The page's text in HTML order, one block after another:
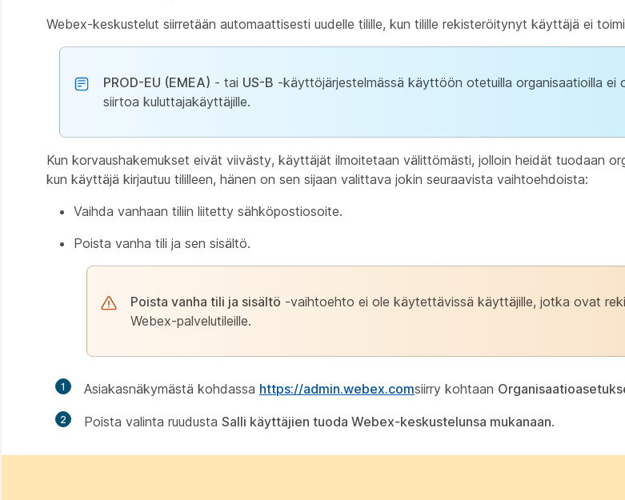
Webex-keskustelut siirretään automaattisesti uudelle tilille, kun tilille rekisteröitynyt käyttäjä ei
PROD-EU (EMEA) - tai US-B -käyttöjärjestelmässä käyttöön otetuilla organisaatioilla ei
siirtoa kuluttajakäyttäjille.
Kun korvaushakemukset eivät viivästy, käyttäjät ilmoitetaan välittömästi, jolloin heidät tuodaan
kun käyttäjä kirjautuu tililleen, hänen on sen sijaan valittava jokin seuraavista vaihtoehdoista:
Vaihda vanhaan tiliin liitetty sähköpostiosoite.
Poista vanha tili ja sen sisältö.
Poista vanha tili ja sisältö -vaihtoehto ei ole käytettävissä käyttäjille, jotka ovat
Webex-palvelutileille.
1 Asiakasnäkymästä kohdassa https://admin.webex.comsiirry kohtaan
2 Poista valinta ruudusta Salli käyttäjien tuoda Webex-keskustelunsa mukanaan.